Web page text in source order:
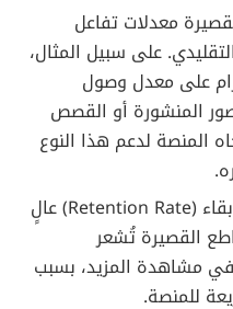
أطول من العمل.
متقدمًا بحوالي مليارَي
نسبة كبيرة تهتم
يقضي المستخدم العادي على تيك توك ما بين 60
في مشاهدة المقاطع
الإعجابات والتعليقات